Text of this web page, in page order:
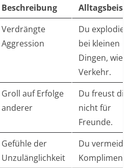
Beschreibung
Verdrängte
Aggression
Du
bei kleinen
Dingen, wie
Verkehr. ​
Groll auf Erfolge
anderer
Du freust
nicht für
Freunde. ​
Gefühle der
Unzulänglichkeit
Du